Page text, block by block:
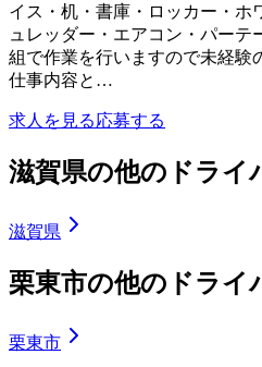
イス・机・書庫・ロッカー・ホ
ュレッダー・エアコン・パー
組で作業を行いますので未経験
仕事内容と…
求人を見る応募する
滋賀県の他のドライ
滋賀県
栗東市の他のドライ
栗東市